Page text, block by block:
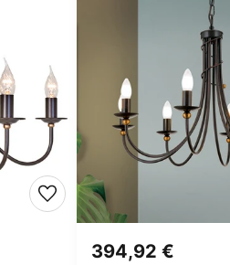
394,92 €